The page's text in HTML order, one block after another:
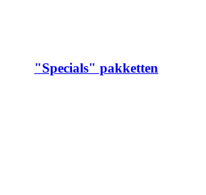
"Specials" pakketten